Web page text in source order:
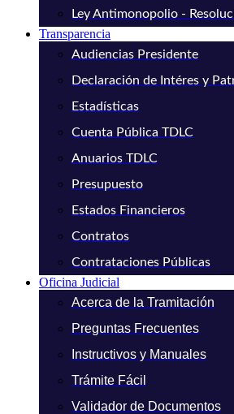
Ley Antimonopolio -
Transparencia
Audiencias Presidente
Declaración de Intéres y
Estadísticas
Cuenta Pública TDLC
Anuarios TDLC
Presupuesto
Estados Financieros
Contratos
Contrataciones Públicas
Oficina Judicial
Acerca de la Tramitación
Preguntas Frecuentes
Instructivos y Manuales
Trámite Fácil
Validador de Documentos